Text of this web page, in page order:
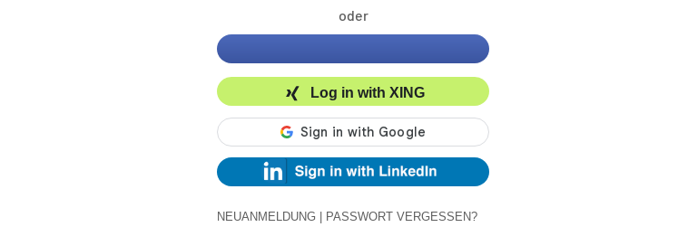
oder
Log in with XING
NEUANMELDUNG PASSWORT VERGESSEN?